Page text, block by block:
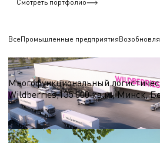
Смотреть портфолио
ВсеПромышленные предприятия
Логистические центры и склады
Многофункциональный
Wildberries,135 000 кв.м., Минск,
S = 135 000 кв.м.
Строительные материалы